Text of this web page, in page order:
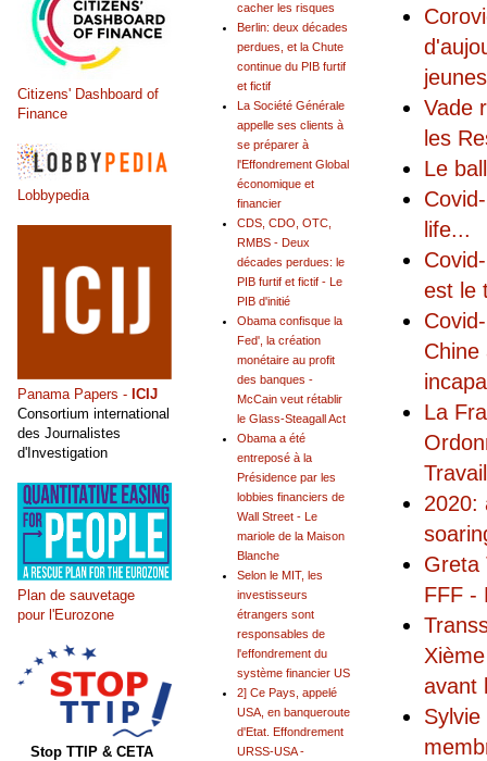
jeunes
Vade
les
Le
life...
est le
Chine
La
2020:
Greta
FFF -
avant
cacher les risques
Berlin: deux décades
perdues, et la Chute
continue du PIB furtif
et fictif
La Société Générale
appelle ses clients à
se préparer à
l'Effondrement Global
économique et
financier
CDS, CDO, OTC,
RMBS - Deux
décades perdues: le
PIB furtif et fictif - Le
PIB d'initié
Obama confisque la
Fed', la création
monétaire au profit
des banques -
McCain veut rétablir
le Glass-Steagall Act
Obama a été
entreposé à la
Présidence par les
lobbies financiers de
Wall Street - Le
mariole de la Maison
Blanche
Selon le MIT, les
investisseurs
étrangers sont
responsables de
l'effondrement du
système financier US
2] Ce Pays, appelé
USA, en banqueroute
d'Etat. Effondrement
URSS-USA -
Citizens' Dashboard of
Finance
Lobbypedia
Panama Papers - ICIJ
Consortium international
des Journalistes
d'Investigation
Plan de sauvetage
pour l'Eurozone
Stop TTIP & CETA